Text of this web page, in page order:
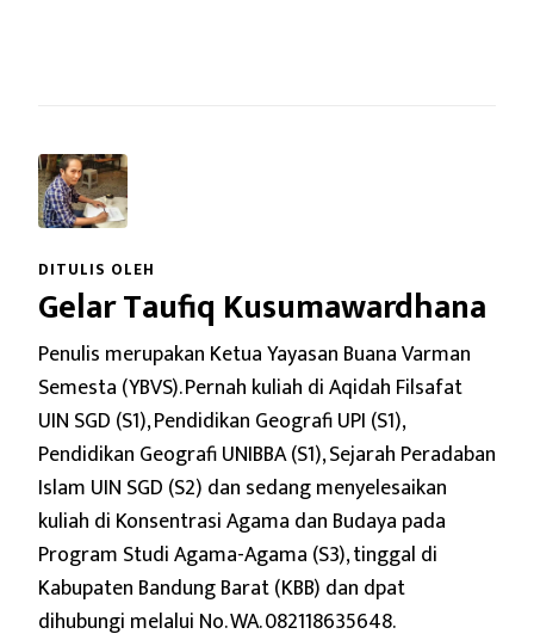
DITULIS OLEH
Gelar Taufiq Kusumawardhana
Penulis merupakan Ketua Yayasan Buana Varman
Semesta (YBVS). Pernah kuliah di Aqidah Filsafat
UIN SGD (S1), Pendidikan Geografi UPI (S1),
Pendidikan Geografi UNIBBA (S1), Sejarah Peradaban
Islam UIN SGD (S2) dan sedang menyelesaikan
kuliah di Konsentrasi Agama dan Budaya pada
Program Studi Agama-Agama (S3), tinggal di
Kabupaten Bandung Barat (KBB) dan dpat
dihubungi melalui No. WA. 082118635648.